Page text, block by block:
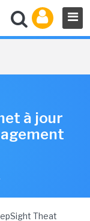
à jour